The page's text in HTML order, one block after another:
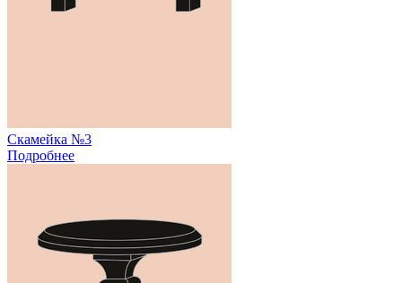
Скамейка №3
Подробнее